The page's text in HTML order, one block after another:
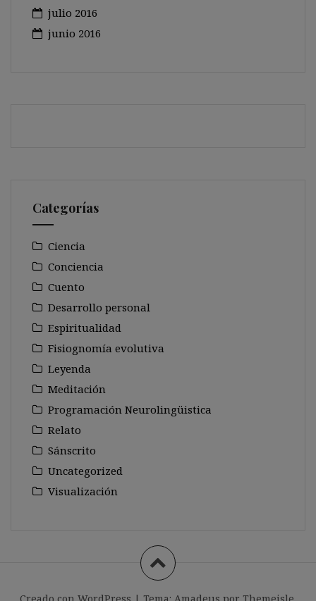
julio 2016
junio 2016
Categorías
Ciencia
Conciencia
Cuento
Desarrollo personal
Espiritualidad
Fisiognomía evolutiva
Leyenda
Meditación
Programación Neurolingüistica
Relato
Sánscrito
Uncategorized
Visualización